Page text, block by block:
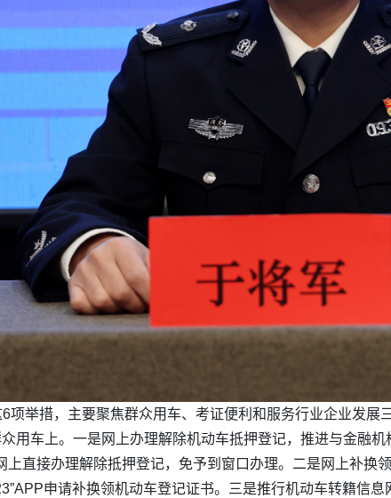
6项举措，主要聚焦群众用车、考证便利和服务行业企业发展
用车上。一是网上办理解除机动车抵押登记，推进与金融
上直接办理解除抵押登记，免予到窗口办理。二是网上补换
申请补换领机动车登记证书。三是推行机动车转籍信